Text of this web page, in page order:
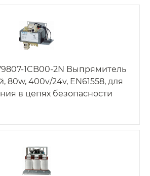
1CB00-2N Выпрямитель
80w, 400v/24v, EN61558, для
в цепях безопасности